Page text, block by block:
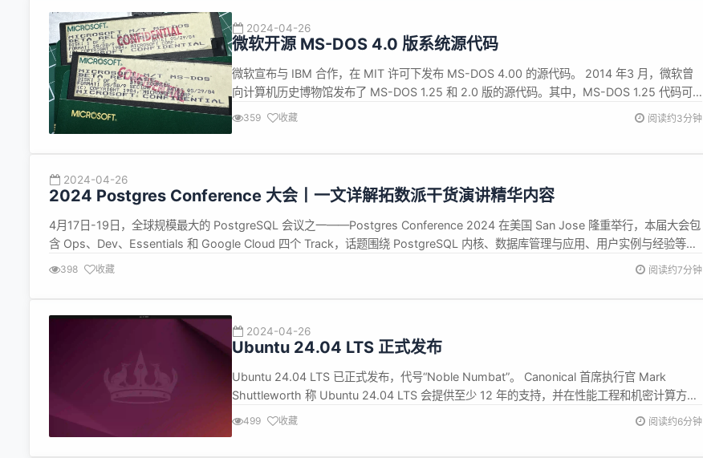
2024-04-26
微软开源 MS-DOS 4.0 版系统源代码
微软宣布与 IBM 合作，在 MIT 许可下发布 MS-DOS 4.00 的源代码。 2014 年3 月，微软曾
向计算机历史博物馆发布了 MS-DOS 1.25 和 2.0 版的源代码。其中，MS-DOS 1.25 代码可
追溯到 1983 年 5 月 9 日左右，由 7 个源文件组成，其中包括最初的 MS-DOS Command-
359 收藏 阅读约3分钟
2024-04-26
2024 Postgres Conference 大会丨一文详解拓数派干货演讲精华内容
4月17日-19日，全球规模最大的 PostgreSQL 会议之一——Postgres Conference 2024 在美国 San Jose 隆重举行，本届大会包
含 Ops、Dev、Essentials 和 Google Cloud 四个 Track，话题围绕 PostgreSQL 内核、数据库管理与应用、用户实例与经验等主
题展开，邀请了来自谷歌、AWS...
398 收藏 阅读约7分钟
2024-04-26
Ubuntu 24.04 LTS 正式发布
Ubuntu 24.04 LTS 已正式发布，代号“Noble Numbat”。 Canonical 首席执行官 Mark
Shuttleworth 称 Ubuntu 24.04 LTS 会提供至少 12 年的支持，并在性能工程和机密计算方面
提升明显，还集成了通过 TCK 认证的 LTS 版本 Java、.NET 和最新的 Rust 工具链。 Ubuntu
499 收藏 阅读约6分钟